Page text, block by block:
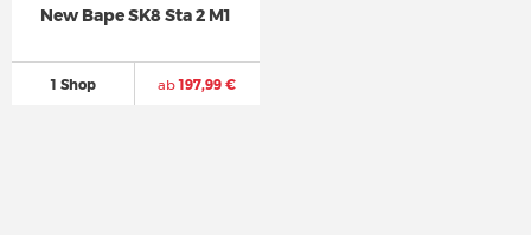
New Bape SK8 Sta 2 M1
1 Shop ab197,99 €